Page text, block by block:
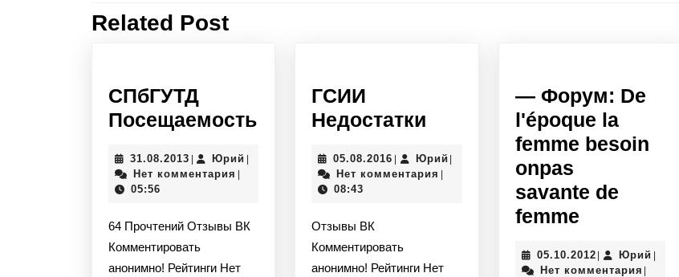
записям
Предыдущая
Related Post
СПбГУТД
ПосещаемостьСПбГУТД
31.08.2013 31.08.2013
| Юрий Юрий
|
Нет комментария |
05:56
64 Прочтений Отзывы ВК
Комментировать
анонимно! Рейтинги Нет
ГСИИ
Недостатки
Недостатки
05.08.2016 05.08.2016
| Юрий Юрий
|
Нет комментария |
08:43
Отзывы ВК
Комментировать
анонимно! Рейтинги Нет
— Форум: De
l'époque la
femme besoin
onpas
savante de
femme—
De
05.10.201205.10.2012
| Юрий Юрий
|
Нет комментария |